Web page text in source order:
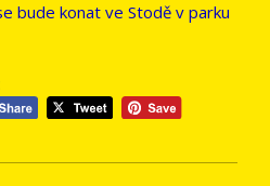
bude konat ve Stodě v parku